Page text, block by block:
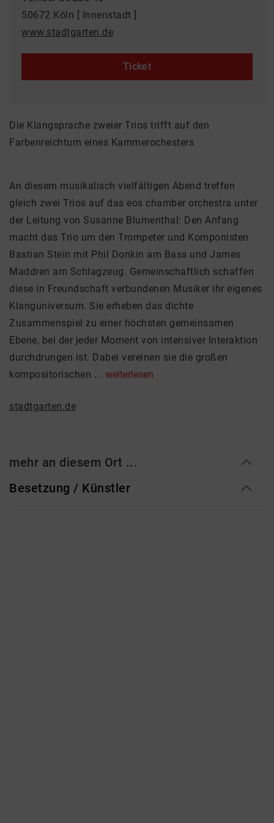
50672 Köln [ Innenstadt ]
www.stadtgarten.de
Ticket
Die Klangsprache zweier Trios trifft auf den
Farbenreichtum eines Kammerochesters
An diesem musikalisch vielfältigen Abend treffen
gleich zwei Trios auf das eos chamber orchestra unter
der Leitung von Susanne Blumenthal: Den Anfang
macht das Trio um den Trompeter und Komponisten
Bastian Stein mit Phil Donkin am Bass und James
Maddren am Schlagzeug. Gemeinschaftlich schaffen
diese in Freundschaft verbundenen Musiker ihr eigenes
Klanguniversum. Sie erheben das dichte
Zusammenspiel zu einer höchsten gemeinsamen
Ebene, bei der jeder Moment von intensiver Interaktion
durchdrungen ist. Dabei vereinen sie die großen
kompositorischen ... weiterlesen
stadtgarten.de
mehr an diesem Ort ...
Besetzung / Künstler